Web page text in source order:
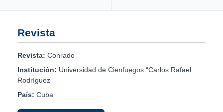
Revista
Revista: Conrado
Institución: Universidad de Cienfuegos “Carlos Rafael
Rodríguez”
País: Cuba